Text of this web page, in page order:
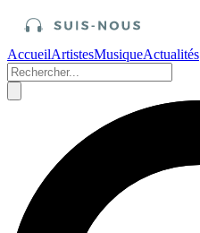
AccueilArtistesMusiqueActualités